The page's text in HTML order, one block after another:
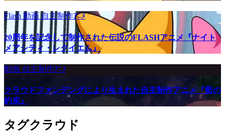
Flash 動画自主制作ｱﾆﾒ
20周年を記念して制作された伝説のFLASHアニメ『ナイト
メアシティ・レクイエム』
動画 自主制作ｱﾆﾒ
クラウドファンデングにより生まれた自主制作アニメ『藍の
約束』
タグクラウド